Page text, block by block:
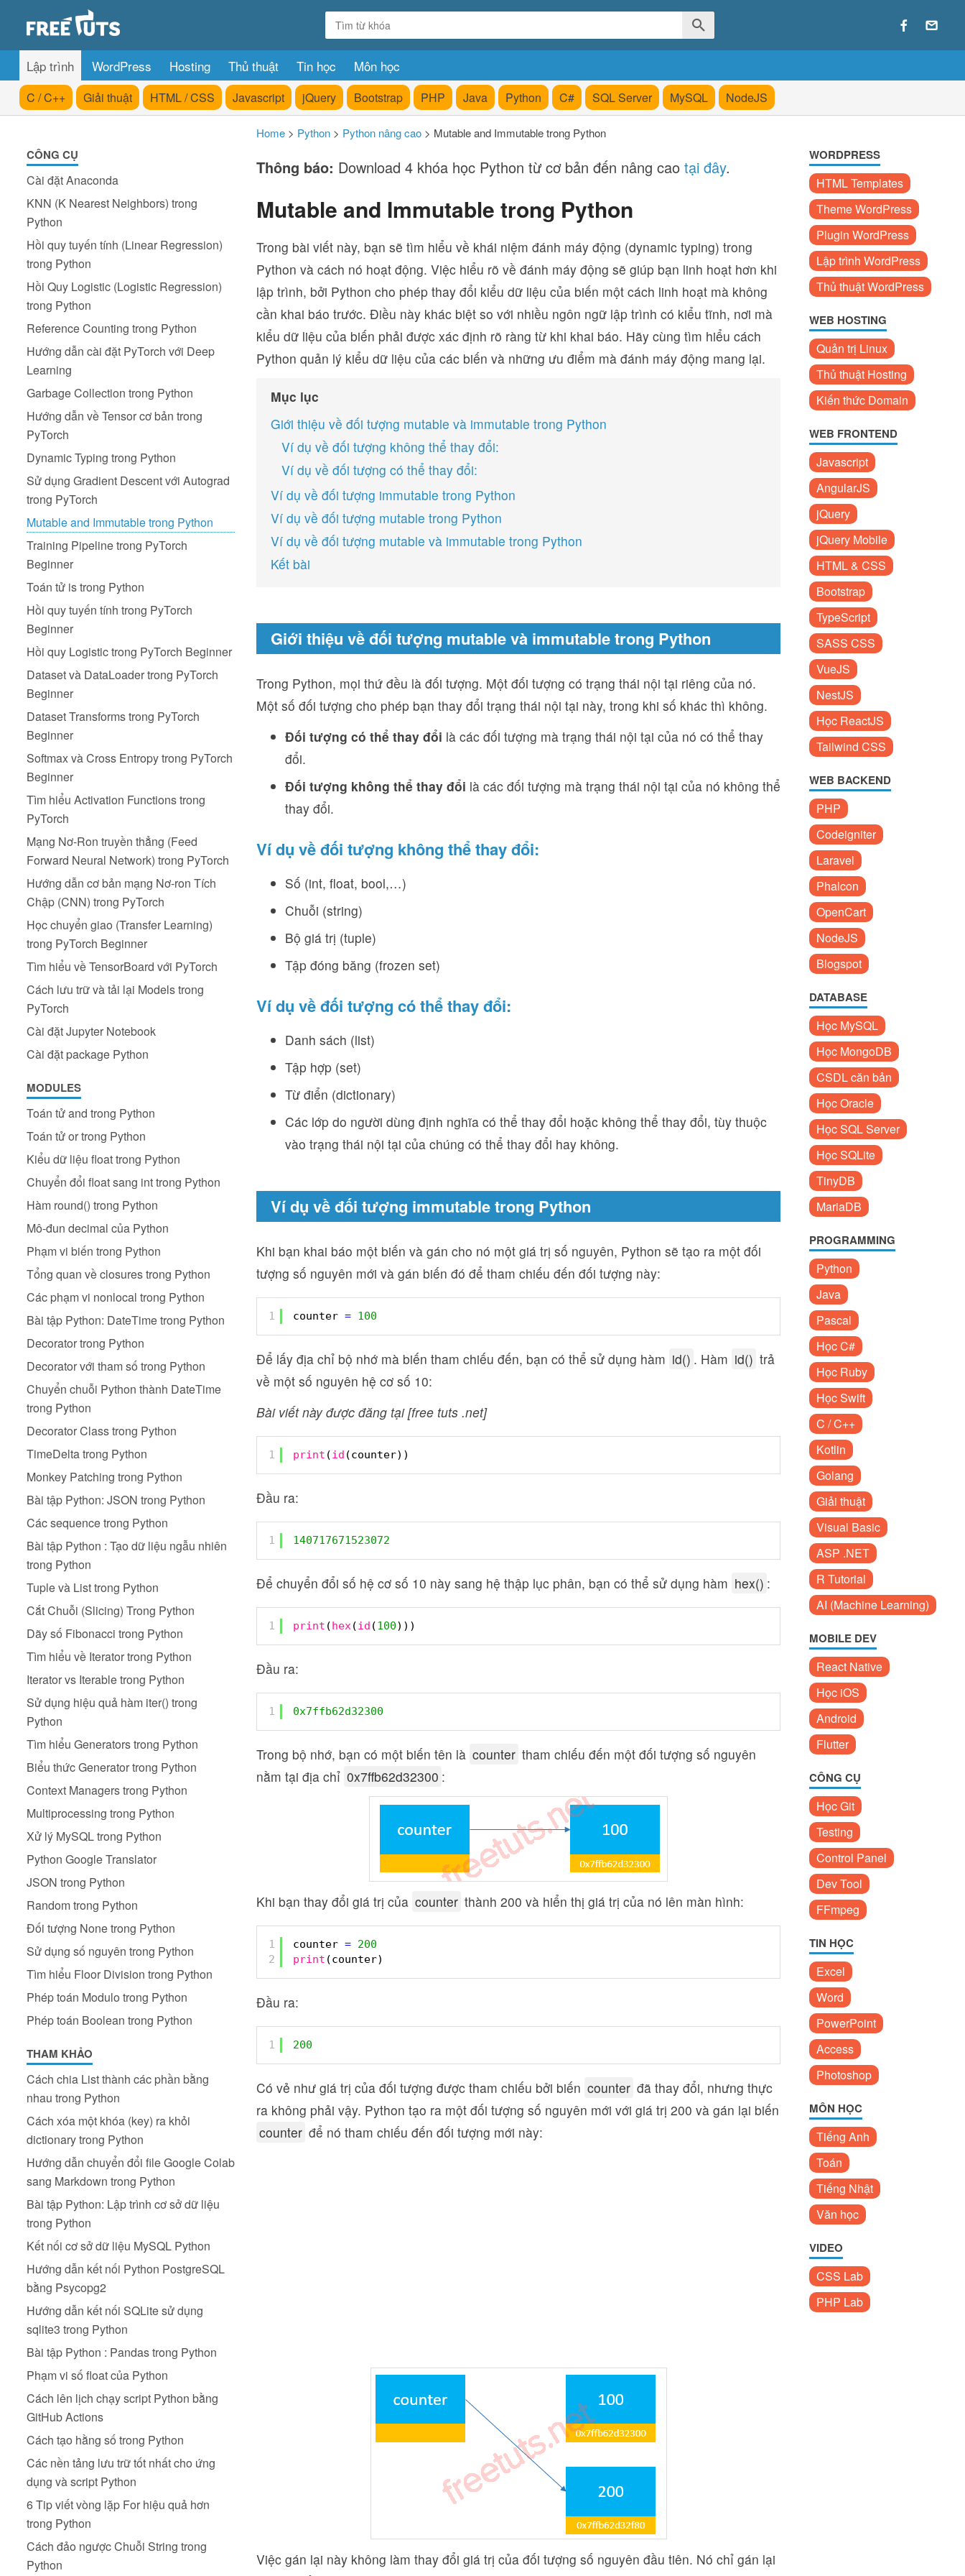
Lập trình WordPress Hosting Thủ thuật Tin học Môn học
C / C++ Giải thuật HTML / CSS Javascript jQuery Bootstrap PHP Java Python C# SQL Server MySQL NodeJS
CÔNG CỤ
Cài đặt Anaconda
KNN (K Nearest Neighbors) trong
Python
Hồi quy tuyến tính (Linear Regression)
trong Python
Hồi Quy Logistic (Logistic Regression)
trong Python
Reference Counting trong Python
Hướng dẫn cài đặt PyTorch với Deep
Learning
Garbage Collection trong Python
Hướng dẫn về Tensor cơ bản trong
PyTorch
Dynamic Typing trong Python
Sử dụng Gradient Descent với Autograd
trong PyTorch
Mutable and Immutable trong Python
Training Pipeline trong PyTorch
Beginner
Toán tử is trong Python
Hồi quy tuyến tính trong PyTorch
Beginner
Hồi quy Logistic trong PyTorch Beginner
Dataset và DataLoader trong PyTorch
Beginner
Dataset Transforms trong PyTorch
Beginner
Softmax và Cross Entropy trong PyTorch
Beginner
Tìm hiểu Activation Functions trong
PyTorch
Mạng Nơ-Ron truyền thẳng (Feed
Forward Neural Network) trong PyTorch
Hướng dẫn cơ bản mạng Nơ-ron Tích
Chập (CNN) trong PyTorch
Học chuyển giao (Transfer Learning)
trong PyTorch Beginner
Tìm hiểu về TensorBoard với PyTorch
Cách lưu trữ và tải lại Models trong
PyTorch
Cài đặt Jupyter Notebook
Cài đặt package Python
MODULES
Toán tử and trong Python
Toán tử or trong Python
Kiểu dữ liệu float trong Python
Chuyển đổi float sang int trong Python
Hàm round() trong Python
Mô-đun decimal của Python
Phạm vi biến trong Python
Tổng quan về closures trong Python
Các phạm vi nonlocal trong Python
Bài tập Python: DateTime trong Python
Decorator trong Python
Decorator với tham số trong Python
Chuyển chuỗi Python thành DateTime
trong Python
Decorator Class trong Python
TimeDelta trong Python
Monkey Patching trong Python
Bài tập Python: JSON trong Python
Các sequence trong Python
Bài tập Python : Tạo dữ liệu ngẫu nhiên
trong Python
Tuple và List trong Python
Cắt Chuỗi (Slicing) Trong Python
Dãy số Fibonacci trong Python
Tìm hiểu về Iterator trong Python
Iterator vs Iterable trong Python
Sử dụng hiệu quả hàm iter() trong
Python
Tìm hiểu Generators trong Python
Biểu thức Generator trong Python
Context Managers trong Python
Multiprocessing trong Python
Xử lý MySQL trong Python
Python Google Translator
JSON trong Python
Random trong Python
Đối tượng None trong Python
Sử dụng số nguyên trong Python
Tìm hiểu Floor Division trong Python
Phép toán Modulo trong Python
Phép toán Boolean trong Python
THAM KHẢO
Cách chia List thành các phần bằng
nhau trong Python
Cách xóa một khóa (key) ra khỏi
dictionary trong Python
Hướng dẫn chuyển đổi file Google Colab
sang Markdown trong Python
Bài tập Python: Lập trình cơ sở dữ liệu
trong Python
Kết nối cơ sở dữ liệu MySQL Python
Hướng dẫn kết nối Python PostgreSQL
bằng Psycopg2
Hướng dẫn kết nối SQLite sử dụng
sqlite3 trong Python
Bài tập Python : Pandas trong Python
Phạm vi số float của Python
Cách lên lịch chạy script Python bằng
GitHub Actions
Cách tạo hằng số trong Python
Các nền tảng lưu trữ tốt nhất cho ứng
dụng và script Python
6 Tip viết vòng lặp For hiệu quả hơn
trong Python
Cách đảo ngược Chuỗi String trong
Python
Home > Python > Python nâng cao > Mutable and Immutable trong Python
Thông báo: Download 4 khóa học Python từ cơ bản đến nâng cao tại đây.
Mutable and Immutable trong Python
Trong bài viết này, bạn sẽ tìm hiểu về khái niệm đánh máy động (dynamic typing) trong
Python và cách nó hoạt động. Việc hiểu rõ về đánh máy động sẽ giúp bạn linh hoạt hơn khi
lập trình, bởi Python cho phép thay đổi kiểu dữ liệu của biến một cách linh hoạt mà không
cần khai báo trước. Điều này khác biệt so với nhiều ngôn ngữ lập trình có kiểu tĩnh, nơi mà
kiểu dữ liệu của biến phải được xác định rõ ràng từ khi khai báo. Hãy cùng tìm hiểu cách
Python quản lý kiểu dữ liệu của các biến và những ưu điểm mà đánh máy động mang lại.
Mục lục
Giới thiệu về đối tượng mutable và immutable trong Python
Ví dụ về đối tượng không thể thay đổi:
Ví dụ về đối tượng có thể thay đổi:
Ví dụ về đối tượng immutable trong Python
Ví dụ về đối tượng mutable trong Python
Ví dụ về đối tượng mutable và immutable trong Python
Kết bài
Giới thiệu về đối tượng mutable và immutable trong Python
Trong Python, mọi thứ đều là đối tượng. Một đối tượng có trạng thái nội tại riêng của nó.
Một số đối tượng cho phép bạn thay đổi trạng thái nội tại này, trong khi số khác thì không.
Đối tượng có thể thay đổi là các đối tượng mà trạng thái nội tại của nó có thể thay
đổi.
Đối tượng không thể thay đổi là các đối tượng mà trạng thái nội tại của nó không thể
thay đổi.
Ví dụ về đối tượng không thể thay đổi:
Số (int, float, bool,…)
Chuỗi (string)
Bộ giá trị (tuple)
Tập đóng băng (frozen set)
Ví dụ về đối tượng có thể thay đổi:
Danh sách (list)
Tập hợp (set)
Từ điển (dictionary)
Các lớp do người dùng định nghĩa có thể thay đổi hoặc không thể thay đổi, tùy thuộc
vào trạng thái nội tại của chúng có thể thay đổi hay không.
Ví dụ về đối tượng immutable trong Python
Khi bạn khai báo một biến và gán cho nó một giá trị số nguyên, Python sẽ tạo ra một đối
tượng số nguyên mới và gán biến đó để tham chiếu đến đối tượng này:
1 counter = 100
Để lấy địa chỉ bộ nhớ mà biến tham chiếu đến, bạn có thể sử dụng hàm id() . Hàm id() trả
về một số nguyên hệ cơ số 10:
Bài viết này được đăng tại [free tuts .net]
1 print (id (counter))
Đầu ra:
1 140717671523072
Để chuyển đổi số hệ cơ số 10 này sang hệ thập lục phân, bạn có thể sử dụng hàm hex() :
1 print (hex (id (100)))
Đầu ra:
1 0x7ffb62d32300
Trong bộ nhớ, bạn có một biến tên là counter tham chiếu đến một đối tượng số nguyên
nằm tại địa chỉ 0x7ffb62d32300 :
Khi bạn thay đổi giá trị của counter thành 200 và hiển thị giá trị của nó lên màn hình:
1
2
counter = 200
print (counter)
Đầu ra:
1 200
Có vẻ như giá trị của đối tượng được tham chiếu bởi biến counter đã thay đổi, nhưng thực
ra không phải vậy. Python tạo ra một đối tượng số nguyên mới với giá trị 200 và gán lại biến
counter để nó tham chiếu đến đối tượng mới này:
Việc gán lại này không làm thay đổi giá trị của đối tượng số nguyên đầu tiên. Nó chỉ gán lại
WORDPRESS
HTML Templates
Theme WordPress
Plugin WordPress
Lập trình WordPress
Thủ thuật WordPress
WEB HOSTING
Quản trị Linux
Thủ thuật Hosting
Kiến thức Domain
WEB FRONTEND
Javascript
AngularJS
jQuery
jQuery Mobile
HTML & CSS
Bootstrap
TypeScript
SASS CSS
VueJS
NestJS
Học ReactJS
Tailwind CSS
WEB BACKEND
PHP
Codeigniter
Laravel
Phalcon
OpenCart
NodeJS
Blogspot
DATABASE
Học MySQL
Học MongoDB
CSDL căn bản
Học Oracle
Học SQL Server
Học SQLite
TinyDB
MariaDB
PROGRAMMING
Python
Java
Pascal
Học C#
Học Ruby
Học Swift
C / C++
Kotlin
Golang
Giải thuật
Visual Basic
ASP .NET
R Tutorial
AI (Machine Learning)
MOBILE DEV
React Native
Học iOS
Android
Flutter
CÔNG CỤ
Học Git
Testing
Control Panel
Dev Tool
FFmpeg
TIN HỌC
Excel
Word
PowerPoint
Access
Photoshop
MÔN HỌC
Tiếng Anh
Toán
Tiếng Nhật
Văn học
VIDEO
CSS Lab
PHP Lab